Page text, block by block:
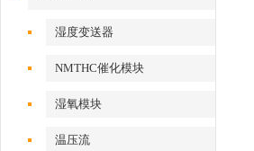
湿度变送器
NMTHC催化模块
湿氧模块
温压流